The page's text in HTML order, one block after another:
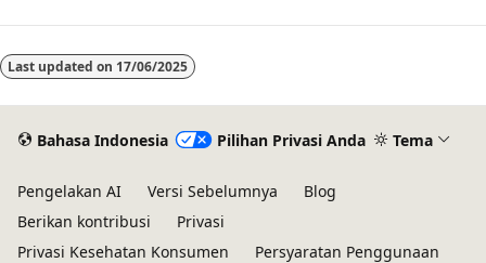
Last updated on 17/06/2025
Bahasa Indonesia Pilihan Privasi Anda Tema
Pengelakan AI Versi Sebelumnya
Blog
Berikan kontribusi
Privasi
Privasi Kesehatan Konsumen
Persyaratan Penggunaan